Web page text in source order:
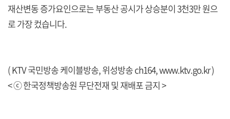
재산변동 증가요인으로는 부동산 공시가 상승분이 3천3만 원으
로 가장 컸습니다.
( KTV 국민방송 케이블방송, 위성방송 ch164,www.ktv.go.kr)
< ⓒ 한국정책방송원 무단전재 및 재배포 금지 >